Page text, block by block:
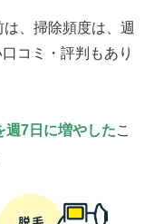
、掃除頻度は、週
コミ・評判もあり
週7日に増やしたこ